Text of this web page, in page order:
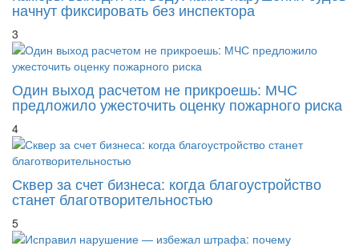
начнут фиксировать без инспектора
3
Один выход расчетом не прикроешь: МЧС
предложило ужесточить оценку пожарного риска
4
Сквер за счет бизнеса: когда благоустройство
станет благотворительностью
5